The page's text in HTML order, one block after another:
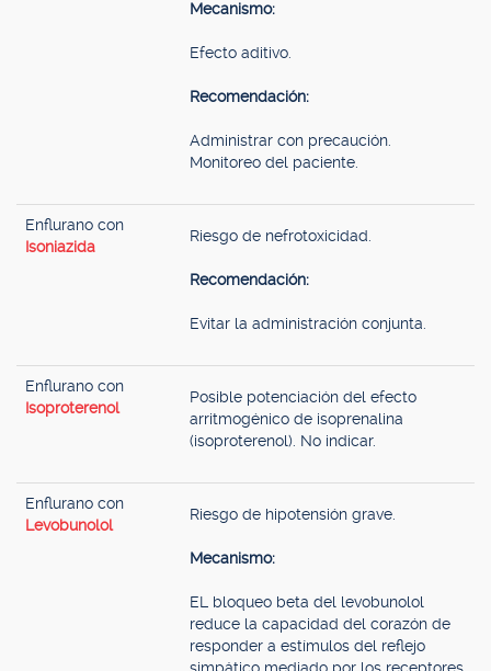
Mecanismo:
Efecto aditivo.
Recomendación:
Administrar con precaución.
Monitoreo del paciente.
Enflurano con
Isoniazida
Riesgo de nefrotoxicidad.
Recomendación:
Evitar la administración conjunta.
Enflurano con
Isoproterenol
Posible potenciación del efecto
arritmogénico de isoprenalina
(isoproterenol). No indicar.
Enflurano con
Levobunolol
Riesgo de hipotensión grave.
Mecanismo:
EL bloqueo beta del levobunolol
reduce la capacidad del corazón de
responder a estímulos del reflejo